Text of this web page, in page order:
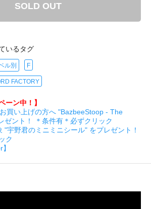
SOLD OUT
いるタグ
ル別 F
FACTORY
ーン中！】
買い上げの方へ "BazbeeStoop - The
ゼント！ ＊条件有＊必ずクリック
"宇野君のミニミニシール" をプレゼント！
ク